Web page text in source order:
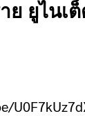
ย ยูไนเ